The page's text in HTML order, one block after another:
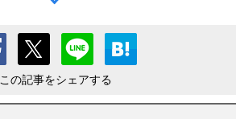
この記事をシェアする